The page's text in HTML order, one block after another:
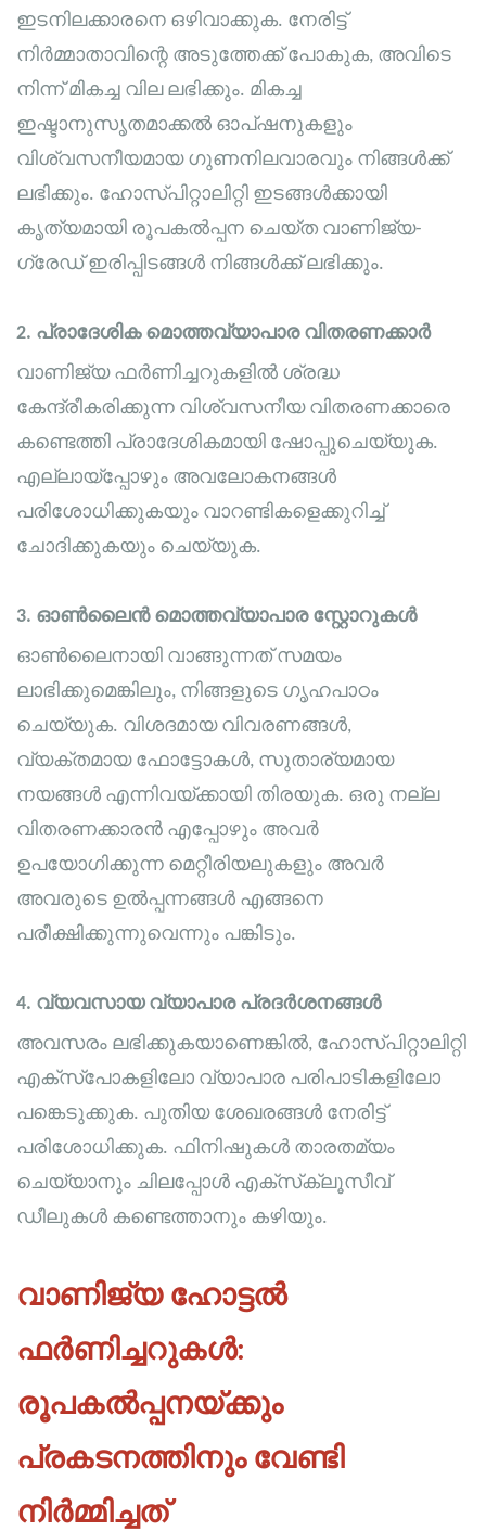
ഇടനിലക്കാരനെ ഒഴിവാക്കുക. നേരിട്ട്
നിർമ്മാതാവിന്റെ അടുത്തേക്ക് പോകുക, അവിടെ
നിന്ന് മികച്ച വില ലഭിക്കും. മികച്ച
ഇഷ്ടാനുസൃതമാക്കൽ ഓപ്ഷനുകളും
വിശ്വസനീയമായ ഗുണനിലവാരവും നിങ്ങൾക്ക്
ലഭിക്കും. ഹോസ്പിറ്റാലിറ്റി ഇടങ്ങൾക്കായി
കൃത്യമായി രൂപകൽപ്പന ചെയ്ത വാണിജ്യ-
ഗ്രേഡ് ഇരിപ്പിടങ്ങൾ നിങ്ങൾക്ക് ലഭിക്കും.
2. പ്രാദേശിക മൊത്തവ്യാപാര വിതരണക്കാർ
വാണിജ്യ ഫർണിച്ചറുകളിൽ ശ്രദ്ധ
കേന്ദ്രീകരിക്കുന്ന വിശ്വസനീയ വിതരണക്കാരെ
കണ്ടെത്തി പ്രാദേശികമായി ഷോപ്പുചെയ്യുക.
എല്ലായ്പ്പോഴും അവലോകനങ്ങൾ
പരിശോധിക്കുകയും വാറണ്ടികളെക്കുറിച്ച്
ചോദിക്കുകയും ചെയ്യുക.
3. ഓൺലൈൻ മൊത്തവ്യാപാര സ്റ്റോറുകൾ
ഓൺലൈനായി വാങ്ങുന്നത് സമയം
ലാഭിക്കുമെങ്കിലും, നിങ്ങളുടെ ഗൃഹപാഠം
ചെയ്യുക. വിശദമായ വിവരണങ്ങൾ,
വ്യക്തമായ ഫോട്ടോകൾ, സുതാര്യമായ
നയങ്ങൾ എന്നിവയ്ക്കായി തിരയുക. ഒരു നല്ല
വിതരണക്കാരൻ എപ്പോഴും അവർ
ഉപയോഗിക്കുന്ന മെറ്റീരിയലുകളും അവർ
അവരുടെ ഉൽപ്പന്നങ്ങൾ എങ്ങനെ
പരീക്ഷിക്കുന്നുവെന്നും പങ്കിടും.
4. വ്യവസായ വ്യാപാര പ്രദർശനങ്ങൾ
അവസരം ലഭിക്കുകയാണെങ്കിൽ, ഹോസ്പിറ്റാലിറ്റി
എക്‌സ്‌പോകളിലോ വ്യാപാര പരിപാടികളിലോ
പങ്കെടുക്കുക. പുതിയ ശേഖരങ്ങൾ നേരിട്ട്
പരിശോധിക്കുക. ഫിനിഷുകൾ താരതമ്യം
ചെയ്യാനും ചിലപ്പോൾ എക്‌സ്‌ക്ലൂസീവ്
ഡീലുകൾ കണ്ടെത്താനും കഴിയും.
വാണിജ്യ ഹോട്ടൽ
ഫർണിച്ചറുകൾ:
രൂപകൽപ്പനയ്ക്കും
പ്രകടനത്തിനും വേണ്ടി
നിർമ്മിച്ചത്